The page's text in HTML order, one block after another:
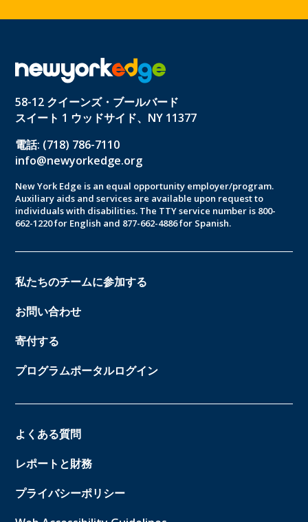
58-12 クイーンズ・ブールバード
スイート 1 ウッドサイド、NY 11377
電話: (718) 786-7110
info@newyorkedge.org
New York Edge is an equal opportunity employer/program.
Auxiliary aids and services are available upon request to
individuals with disabilities. The TTY service number is 800-
662-1220 for English and 877-662-4886 for Spanish.
私たちのチームに参加する
お問い合わせ
寄付する
プログラムポータルログイン
よくある質問
レポートと財務
プライバシーポリシー